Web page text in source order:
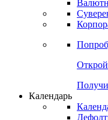
Деривативы